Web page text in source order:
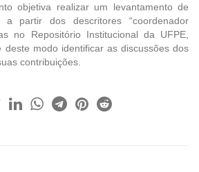
objetiva realizar um levantamento de
partir dos descritores “coordenador
no Repositório Institucional da UFPE,
deste modo identificar as discussões dos
contribuições.